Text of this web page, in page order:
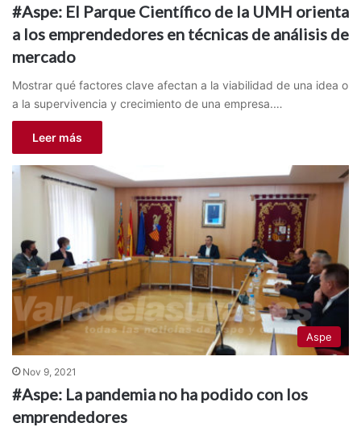
#Aspe: El Parque Científico de la UMH orienta
a los emprendedores en técnicas de análisis de
mercado
Mostrar qué factores clave afectan a la viabilidad de una idea o
a la supervivencia y crecimiento de una empresa.…
Leer más
Aspe
Nov 9, 2021
#Aspe: La pandemia no ha podido con los
emprendedores